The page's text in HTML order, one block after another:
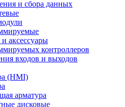
и сбора данных
аксессуары
контроллеров
входов и выходов
(HMI)
арматура
дисковые